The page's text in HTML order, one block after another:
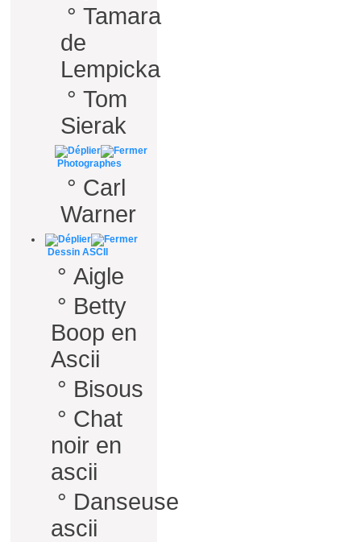
° Tamara
de
Lempicka
° Tom
Sierak
Photographes
° Carl
Warner
Dessin ASCII
° Aigle
° Betty
Boop en
Ascii
° Bisous
° Chat
noir en
ascii
° Danseuse
ascii